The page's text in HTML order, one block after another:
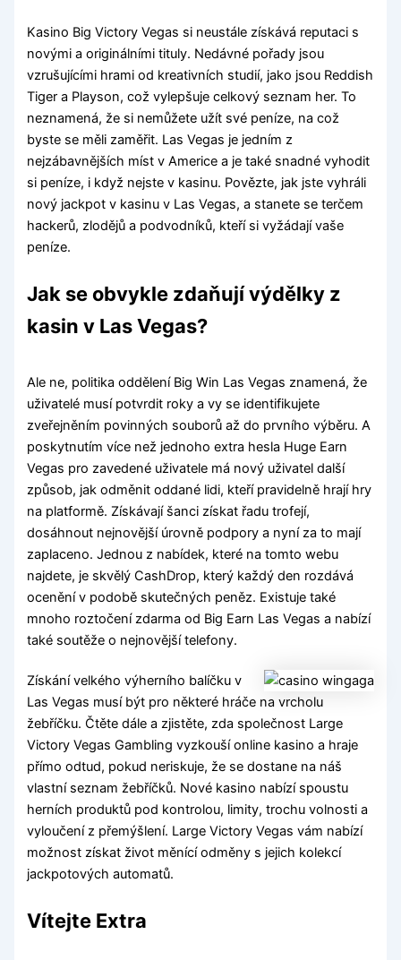
Kasino Big Victory Vegas si neustále získává reputaci s
novými a originálními tituly. Nedávné pořady jsou
vzrušujícími hrami od kreativních studií, jako jsou Reddish
Tiger a Playson, což vylepšuje celkový seznam her. To
neznamená, že si nemůžete užít své peníze, na což
byste se měli zaměřit. Las Vegas je jedním z
nejzábavnějších míst v Americe a je také snadné vyhodit
si peníze, i když nejste v kasinu. Povězte, jak jste vyhráli
nový jackpot v kasinu v Las Vegas, a stanete se terčem
hackerů, zlodějů a podvodníků, kteří si vyžádají vaše
peníze.
Jak se obvykle zdaňují výdělky z
kasin v Las Vegas?
Ale ne, politika oddělení Big Win Las Vegas znamená, že
uživatelé musí potvrdit roky a vy se identifikujete
zveřejněním povinných souborů až do prvního výběru. A
poskytnutím více než jednoho extra hesla Huge Earn
Vegas pro zavedené uživatele má nový uživatel další
způsob, jak odměnit oddané lidi, kteří pravidelně hrají hry
na platformě. Získávají šanci získat řadu trofejí,
dosáhnout nejnovější úrovně podpory a nyní za to mají
zaplaceno. Jednou z nabídek, které na tomto webu
najdete, je skvělý CashDrop, který každý den rozdává
ocenění v podobě skutečných peněz. Existuje také
mnoho roztočení zdarma od Big Earn Las Vegas a nabízí
také soutěže o nejnovější telefony.
Získání velkého výherního balíčku v
Las Vegas musí být pro některé hráče na vrcholu
žebříčku. Čtěte dále a zjistěte, zda společnost Large
Victory Vegas Gambling vyzkouší online kasino a hraje
přímo odtud, pokud neriskuje, že se dostane na náš
vlastní seznam žebříčků. Nové kasino nabízí spoustu
herních produktů pod kontrolou, limity, trochu volnosti a
vyloučení z přemýšlení. Large Victory Vegas vám nabízí
možnost získat život měnící odměny s jejich kolekcí
jackpotových automatů.
Vítejte Extra